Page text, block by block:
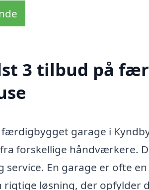
3 tilbud på
garage i
forskellige håndværkere.
service. En garage er ofte
løsning, der opfylder